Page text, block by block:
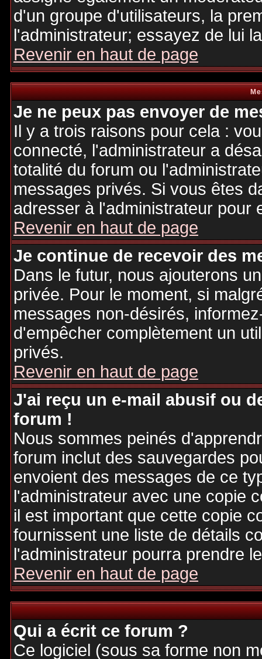
d'un groupe d'utilisateurs, la
l'administrateur; essayez de lui
Revenir en haut de page
Je ne peux pas envoyer de
Il y a trois raisons pour cela :
connecté, l'administrateur a
totalité du forum ou
messages privés. Si vous êtes
adresser à l'administrateur pour
Revenir en haut de page
Je continue de recevoir des
Dans le futur, nous ajouterons
privée. Pour le moment, si
messages non-désirés,
d'empêcher complètement un
privés.
Revenir en haut de page
J'ai reçu un e-mail abusif ou
forum !
Nous sommes peinés
forum inclut des sauvegardes
envoient des messages de ce
l'administrateur avec une copie
il est important que cette copie
fournissent une liste de détails
l'administrateur pourra prendre
Revenir en haut de page
Qui a écrit ce forum ?
Ce logiciel (sous sa forme non